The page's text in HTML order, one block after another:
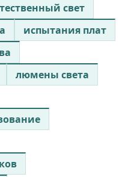
свет
испытания плат
люмены света